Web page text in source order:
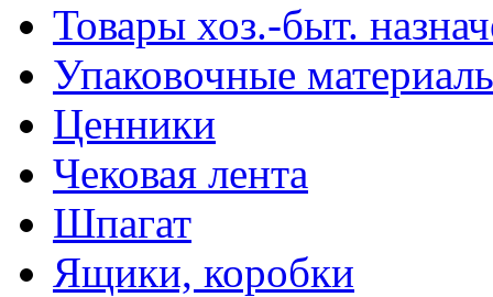
Товары хоз.-быт.
Упаковочные
Ценники
Чековая лента
Шпагат
Ящики, коробки